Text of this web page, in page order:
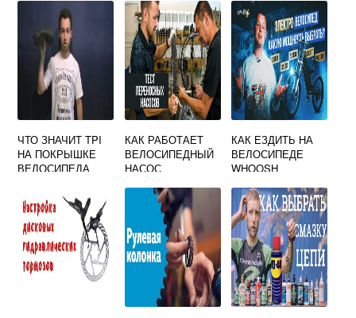
ЧТО ЗНАЧИТ TPI
НА ПОКРЫШКЕ
ВЕЛОСИПЕДА
КАК РАБОТАЕТ
ВЕЛОСИПЕДНЫЙ
НАСОС
КАК ЕЗДИТЬ НА
ВЕЛОСИПЕДЕ
WHOOSH